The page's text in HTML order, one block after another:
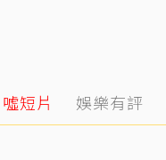
噓短片 娛樂有評